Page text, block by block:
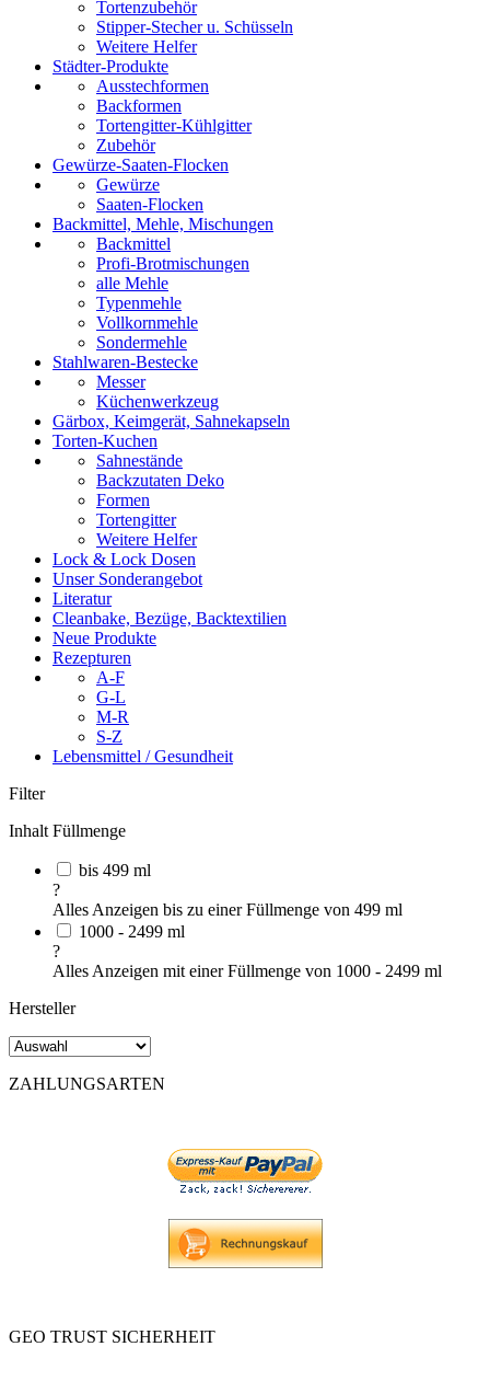
Tortenzubehör
Stipper-Stecher u. Schüsseln
Weitere Helfer
Städter-Produkte
Ausstechformen
Backformen
Tortengitter-Kühlgitter
Zubehör
Gewürze-Saaten-Flocken
Gewürze
Saaten-Flocken
Backmittel, Mehle, Mischungen
Backmittel
Profi-Brotmischungen
alle Mehle
Typenmehle
Vollkornmehle
Sondermehle
Stahlwaren-Bestecke
Messer
Küchenwerkzeug
Gärbox, Keimgerät, Sahnekapseln
Torten-Kuchen
Sahnestände
Backzutaten Deko
Formen
Tortengitter
Weitere Helfer
Lock & Lock Dosen
Unser Sonderangebot
Literatur
Cleanbake, Bezüge, Backtextilien
Neue Produkte
Rezepturen
A-F
G-L
M-R
S-Z
Lebensmittel / Gesundheit
Filter
Inhalt Füllmenge
bis 499 ml
?
Alles Anzeigen bis zu einer Füllmenge von 499 ml
1000 - 2499 ml
?
Alles Anzeigen mit einer Füllmenge von 1000 - 2499 ml
Hersteller
ZAHLUNGSARTEN
GEO TRUST SICHERHEIT